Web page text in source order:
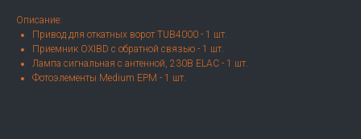
Описание:
Привод для откатных ворот TUB4000 - 1 шт.
Приемник OXIBD с обратной связью - 1 шт.
Лампа сигнальная с антенной, 230В ELAC - 1 шт.
Фотоэлементы Medium EPM - 1 шт.